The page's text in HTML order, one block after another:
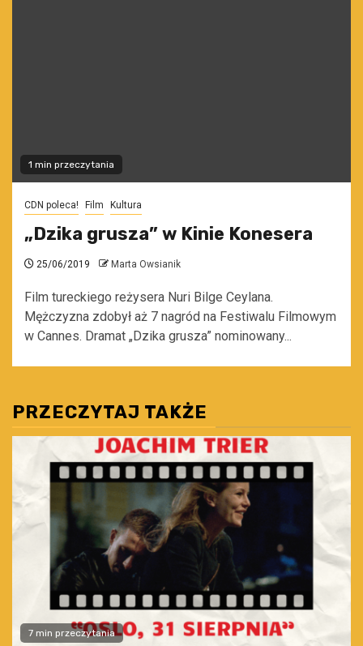
1 min przeczytania
CDN poleca! Film Kultura
„Dzika grusza” w Kinie Konesera
25/06/2019 Marta Owsianik
Film tureckiego reżysera Nuri Bilge Ceylana.
Mężczyzna zdobył aż 7 nagród na Festiwalu Filmowym
w Cannes. Dramat „Dzika grusza” nominowany...
PRZECZYTAJ TAKŻE
7 min przeczytania